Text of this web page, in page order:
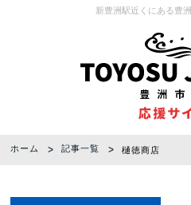
新豊洲駅近くにある豊
ホーム 記事一覧 樋徳商店